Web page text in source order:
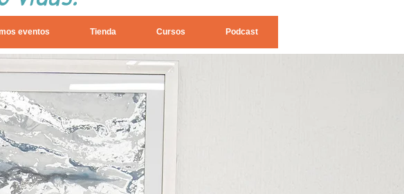
eventos Tienda Cursos Podcast